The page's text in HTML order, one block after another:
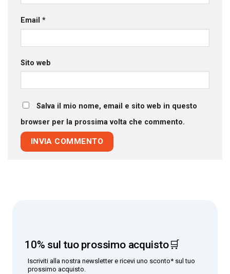
Email *
Sito web
Salva il mio nome, email e sito web in questo
browser per la prossima volta che commento.
10% sul tuo prossimo acquisto🛒
Iscriviti alla nostra newsletter e ricevi uno sconto* sul tuo
prossimo acquisto.